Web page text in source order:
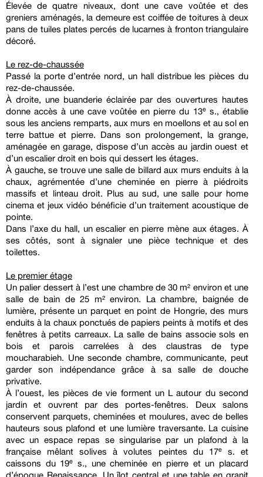
Élevée de quatre niveaux, dont une cave voûtée et des
greniers aménagés, la demeure est coiffée de toitures à deux
pans de tuiles plates percés de lucarnes à fronton triangulaire
décoré.
Le rez-de-chaussée
Passé la porte d’entrée nord, un hall distribue les pièces du
rez-de-chaussée.
À droite, une buanderie éclairée par des ouvertures hautes
donne accès à une cave voûtée en pierre du 13ᵉ s., établie
sous les anciens remparts, aux murs en moellons et au sol en
terre battue et pierre. Dans son prolongement, la grange,
aménagée en garage, dispose d’un accès au jardin ouest et
d’un escalier droit en bois qui dessert les étages.
À gauche, se trouve une salle de billard aux murs enduits à la
chaux, agrémentée d’une cheminée en pierre à piédroits
massifs et linteau droit. Plus au sud, une salle pour home
cinema et jeux vidéo bénéficie d’un traitement acoustique de
pointe.
Dans l’axe du hall, un escalier en pierre mène aux étages. À
ses côtés, sont à signaler une pièce technique et des
toilettes.
Le premier étage
Un palier dessert à l’est une chambre de 30 m² environ et une
salle de bain de 25 m² environ. La chambre, baignée de
lumière, présente un parquet en point de Hongrie, des murs
enduits à la chaux ponctués de papiers peints à motifs et des
fenêtres à petits carreaux. La salle de bains associe sols en
bois et parois carrelées à des claustras de type
moucharabieh. Une seconde chambre, communicante, peut
garder son indépendance grâce à sa salle de douche
privative.
À l’ouest, les pièces de vie forment un L autour du second
jardin et ouvrent par des portes-fenêtres. Deux salons
conservent parquets, cheminées et moulures, avec de belles
hauteurs sous plafond et une lumière traversante. La cuisine
avec un espace repas se singularise par un plafond à la
française mêlant solives à volutes peintes du 17ᵉ s. et
caissons du 19ᵉ s., une cheminée en pierre et un placard